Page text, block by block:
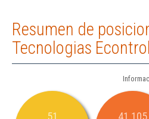
Resumen de
Tecnologias